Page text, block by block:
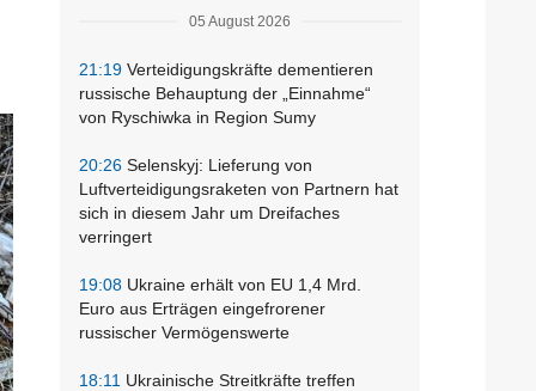
05 August 2026
21:19 Verteidigungskräfte dementieren
russische Behauptung der „Einnahme“
von Ryschiwka in Region Sumy
20:26 Selenskyj: Lieferung von
Luftverteidigungsraketen von Partnern hat
sich in diesem Jahr um Dreifaches
verringert
19:08 Ukraine erhält von EU 1,4 Mrd.
Euro aus Erträgen eingefrorener
russischer Vermögenswerte
18:11 Ukrainische Streitkräfte treffen